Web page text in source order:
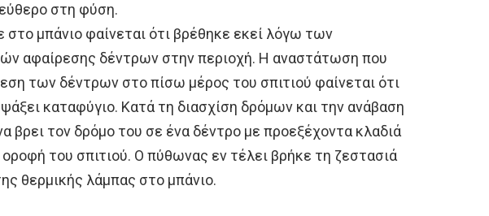
στη φύση.
στο μπάνιο φαίνεται ότι βρέθηκε εκεί λόγω των
αφαίρεσης δέντρων στην περιοχή. Η αναστάτωση που
των δέντρων στο πίσω μέρος του σπιτιού φαίνεται ότι
καταφύγιο. Κατά τη διασχίση δρόμων και την ανάβαση
βρει τον δρόμο του σε ένα δέντρο με προεξέχοντα κλαδιά
του σπιτιού. Ο πύθωνας εν τέλει βρήκε τη ζεστασιά
θερμικής λάμπας στο μπάνιο.